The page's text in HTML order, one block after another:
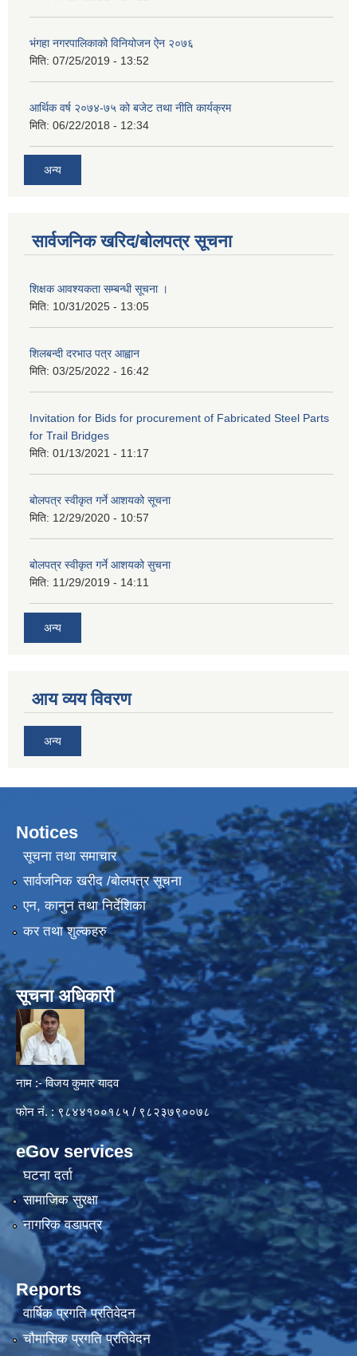
भंगहा नगरपालिकाको विनियोजन ऐन २०७६
मिति: 07/25/2019 - 13:52
आर्थिक वर्ष २०७४-७५ को बजेट तथा नीति कार्यक्रम
मिति: 06/22/2018 - 12:34
अन्य
सार्वजनिक खरिद/बोलपत्र सूचना
शिक्षक आवश्यकता सम्बन्धी सूचना ।
मिति: 10/31/2025 - 13:05
शिलबन्दी दरभाउ पत्र आह्वान
मिति: 03/25/2022 - 16:42
Invitation for Bids for procurement of Fabricated Steel Parts
for Trail Bridges
मिति: 01/13/2021 - 11:17
बोलपत्र स्वीकृत गर्ने आशयको सूचना
मिति: 12/29/2020 - 10:57
बोलपत्र स्वीकृत गर्ने आशयको सुचना
मिति: 11/29/2019 - 14:11
अन्य
आय व्यय विवरण
अन्य
Notices
सूचना तथा समाचार
सार्वजनिक खरीद /बोलपत्र सूचना
एन, कानुन तथा निर्देशिका
कर तथा शुल्कहरु
सूचना अधिकारी
नाम :- विजय कुमार यादव
फोन नं. : ९८४४१००१८५ / ९८२३७९००७८
eGov services
घटना दर्ता
सामाजिक सुरक्षा
नागरिक वडापत्र
Reports
वार्षिक प्रगति प्रतिवेदन
चौमासिक प्रगति प्रतिवेदन